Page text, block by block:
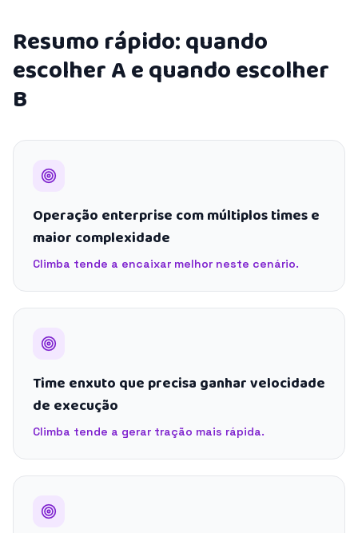
Resumo rápido: quando
escolher A e quando escolher
B
Operação enterprise com múltiplos times e
maior complexidade
Climba tende a encaixar melhor neste cenário.
Time enxuto que precisa ganhar velocidade
de execução
Climba tende a gerar tração mais rápida.